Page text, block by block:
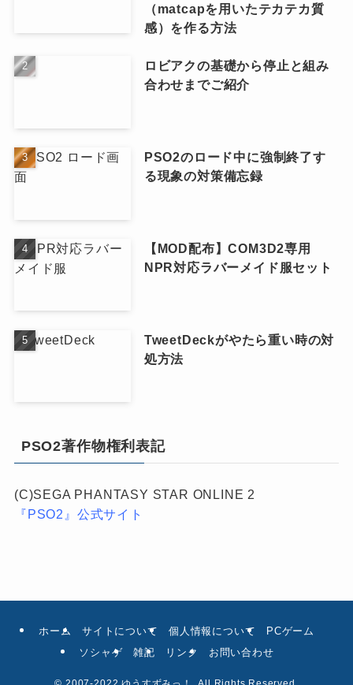
（matcapを用いたテカテカ質
感）を作る方法
ロビアクの基礎から停止と組み
合わせまでご紹介
PSO2のロード中に強制終了す
る現象の対策備忘録
【MOD配布】COM3D2専用
NPR対応ラバーメイド服セット
TweetDeckがやたら重い時の対
処方法
PSO2著作物権利表記
(C)SEGA PHANTASY STAR ONLINE 2
『PSO2』公式サイト
ホーム サイトについて 個人情報について
PCゲーム
ソシャゲ
雑記 リンク お問い合わせ